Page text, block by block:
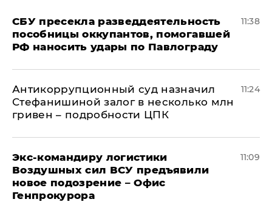
СБУ пресекла разведдеятельность
пособницы оккупантов, помогавшей
РФ наносить удары по Павлограду
11:38
Антикоррупционный суд назначил
Стефанишиной залог в несколько млн
гривен – подробности ЦПК
11:24
Экс-командиру логистики
Воздушных сил ВСУ предъявили
новое подозрение – Офис
Генпрокурора
11:09